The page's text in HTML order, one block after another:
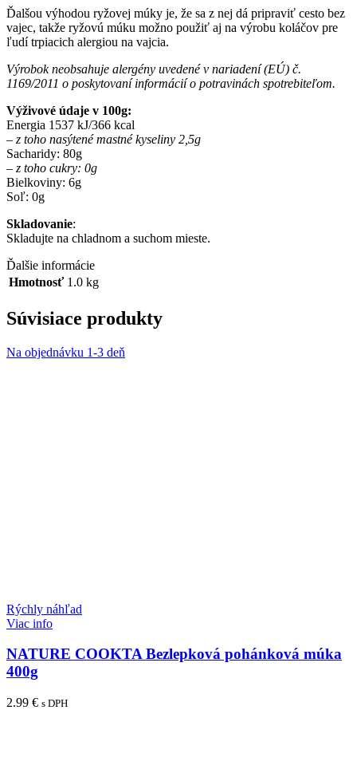
Ďalšou výhodou ryžovej múky je, že sa z nej dá pripraviť cesto bez
vajec, takže ryžovú múku možno použiť aj na výrobu koláčov pre
ľudí trpiacich alergiou na vajcia.
Výrobok neobsahuje alergény uvedené v nariadení (EÚ) č.
1169/2011 o poskytovaní informácií o potravinách spotrebiteľom.
Výživové údaje v 100g:
Energia 1537 kJ/366 kcal
– z toho nasýtené mastné kyseliny 2,5g
Sacharidy: 80g
– z toho cukry: 0g
Bielkoviny: 6g
Soľ: 0g
Skladovanie:
Skladujte na chladnom a suchom mieste.
Ďalšie informácie
Hmotnosť 1.0 kg
Súvisiace produkty
Na objednávku 1-3 deň
Rýchly náhľad
Viac info
NATURE COOKTA Bezlepková pohánková múka
400g
2.99 € s DPH